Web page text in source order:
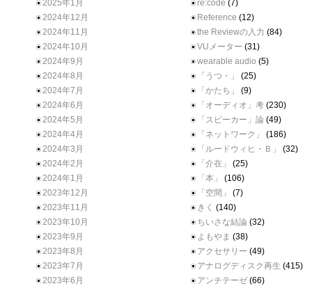
2025年1月
2024年12月
2024年11月
2024年10月
2024年9月
2024年8月
2024年7月
2024年6月
2024年5月
2024年4月
2024年3月
2024年2月
2024年1月
2023年12月
2023年11月
2023年10月
2023年9月
2023年8月
2023年7月
2023年6月
re:code (7)
Reference (12)
the Reviewの入力 (84)
VUメーター (31)
wearable audio (5)
「うつ・」
(25)
「かたち」
(9)
「オーディオ」考 (230)
「スピーカー」論 (49)
「ネットワーク」
(186)
「ルードウィヒ・Ｂ」
(32)
「介在」
(25)
「本」
(106)
「空間」
(7)
きく (140)
ちいさな結論 (32)
よもやま (38)
アクセサリー (49)
アナログディスク再生 (415)
アンチテーゼ (66)